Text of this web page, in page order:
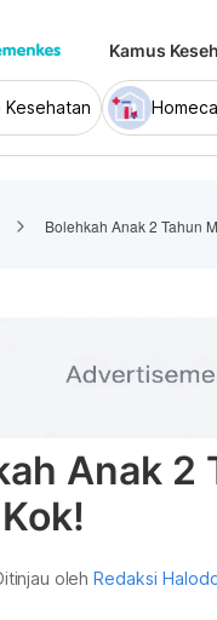
Kamus
Kesehatan
Bolehkah Anak 2 Tahun
Anak 2
olehRedaksi